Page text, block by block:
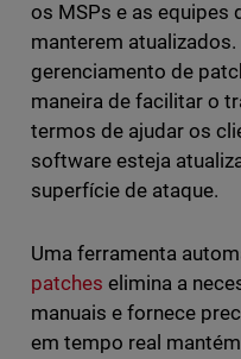
os MSPs e as equipes
manterem
gerenciamento de
maneira de facilitar o
termos de ajudar os
software esteja
superfície de ataque.
Uma ferramenta
patches elimina a
manuais e fornece
em tempo real